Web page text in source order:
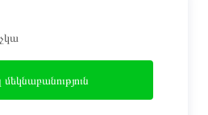
մեկնաբանություն